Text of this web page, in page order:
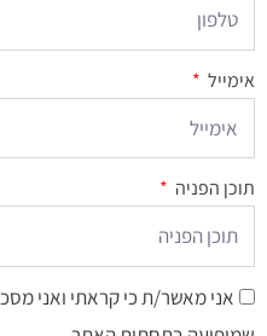
אימייל
תוכן הפניה
אני מאשר/ת כי קראתי ואני